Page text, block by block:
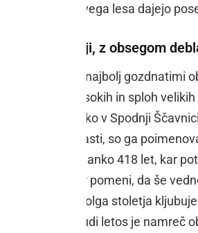
hrastovega lesa dajejo
v Sloveniji, z obsegom
država med najbolj gozdnatimi
debelih, visokih in sploh
države. Tako v Spodnji
in je v njihovi lasti, so ga
hrast star natanko 418 let, kar
706) cm, kar pomeni, da še
Hrast tako dolga stoletja
prebudil. Tudi letos je